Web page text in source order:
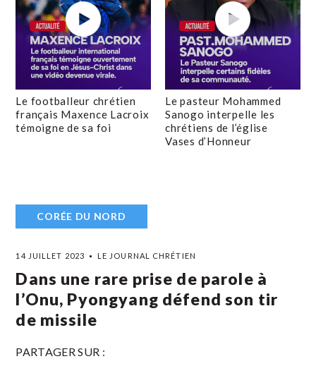
Le footballeur chrétien
français Maxence Lacroix
témoigne de sa foi
Le pasteur Mohammed
Sanogo interpelle les
chrétiens de l’église
Vases d’Honneur
CORÉE DU NORD
14 JUILLET 2023 LE JOURNAL CHRÉTIEN
Dans une rare prise de parole à
l’Onu, Pyongyang défend son tir
de missile
PARTAGER SUR :